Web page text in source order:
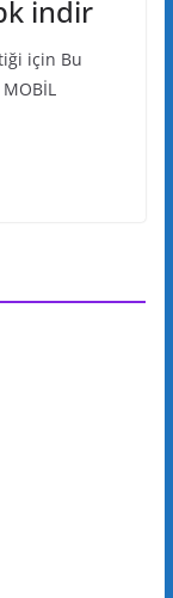
indir
için Bu